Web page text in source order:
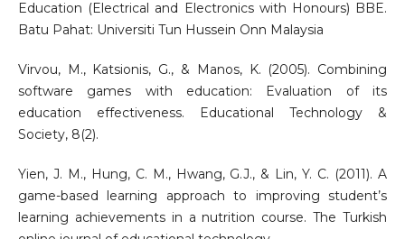
Education (Electrical and Electronics with Honours) BBE.
Batu Pahat: Universiti Tun Hussein Onn Malaysia
Virvou, M., Katsionis, G., & Manos, K. (2005). Combining
software games with education: Evaluation of its
education effectiveness. Educational Technology &
Society, 8(2).
Yien, J. M., Hung, C. M., Hwang, G.J., & Lin, Y. C. (2011). A
game-based learning approach to improving student’s
learning achievements in a nutrition course. The Turkish